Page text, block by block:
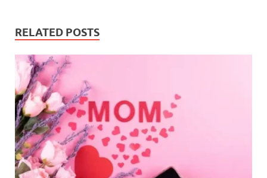
RELATED POSTS